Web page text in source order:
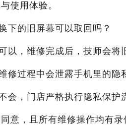
使用体验。
下的旧屏幕可以取回吗？
以，维修完成后，技师会将
修过程中会泄露手机里的隐
会，门店严格执行隐私保护
意，且所有维修操作均有录